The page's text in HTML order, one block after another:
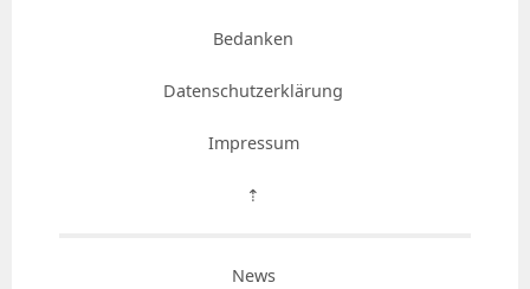
Bedanken
Datenschutzerklärung
Impressum
⇡
News